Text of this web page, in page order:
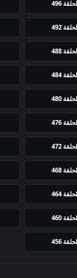
496
492
488
484
480
476
472
468
464
460
456